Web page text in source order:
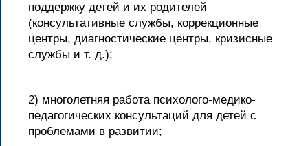
поддержку детей и их родителей
(консультативные службы, коррекционные
центры, диагностические центры, кризисные
службы и т. д.);
2) многолетняя работа психолого-медико-
педагогических консультаций для детей с
проблемами в развитии;